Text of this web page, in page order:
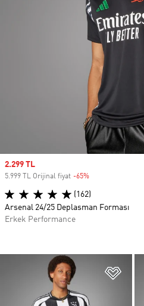
Sale price
2.299 TL
5.999 TL Orijinal fiyat -65%
(162)
Arsenal 24/25 Deplasman Forması
Erkek Performance